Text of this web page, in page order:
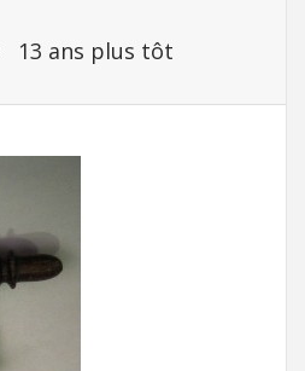
13 ans plus tôt